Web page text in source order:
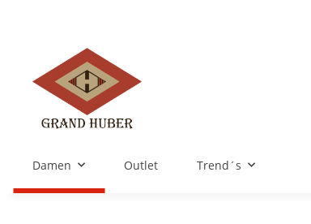
Damen Outlet Trend´s